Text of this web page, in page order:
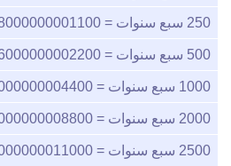
250 سبع سنوات =
500 سبع سنوات =
1000 سبع سنوات =
2000 سبع سنوات =
2500 سبع سنوات =